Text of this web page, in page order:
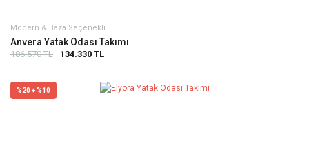
Modern & Baza Seçenekli
Anvera Yatak Odası Takımı
186.570 TL 134.330 TL
%20 + %10